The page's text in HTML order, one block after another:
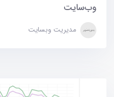
وب‌سایت
مدیریت وبسایت